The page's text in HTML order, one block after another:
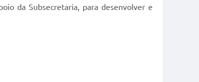
da Subsecretaria, para desenvolver e